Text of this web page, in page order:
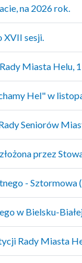
na 2026 rok.
XVII sesji.
Miasta Helu,
Hel" w
Seniorów
przez
- Sztormowa
w Bielsku-
Rady Miasta